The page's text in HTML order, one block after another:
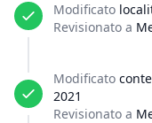
Modificato
Revisionato a
Modificato
2021
Revisionato a